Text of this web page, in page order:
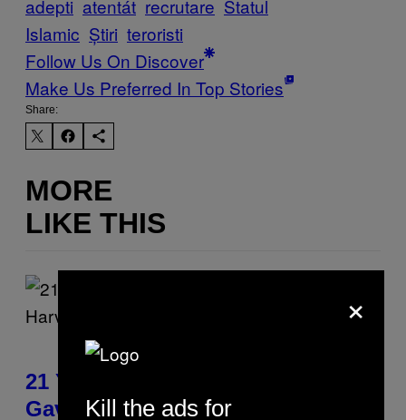
adepti atentát recrutare Statul
Islamic Știri teroristi
Follow Us On Discover
Make Us Preferred In Top Stories
Share:
MORE
LIKE THIS
21 Years Ago, A Barbie Movie
Gave Harvey Weinstein a Deeply
×
Kill the ads for